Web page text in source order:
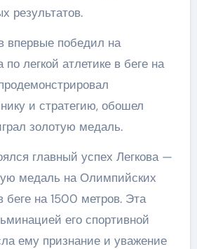
результатов.
впервые победил на
легкой атлетике в беге на
и стратегию, обошел
золотую медаль.
главный успех Легкова —
медаль на Олимпийских
беге на 1500 метров. Эта
его спортивной
ему признание и уважение